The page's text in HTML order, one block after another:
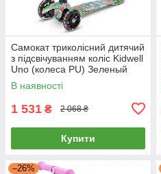
Самокат триколісний дитячий
з підсвічуванням коліс Kidwell
Uno (колеса PU) Зеленый
В наявності
1 531 ₴ 2 068 ₴
Купити
–26%